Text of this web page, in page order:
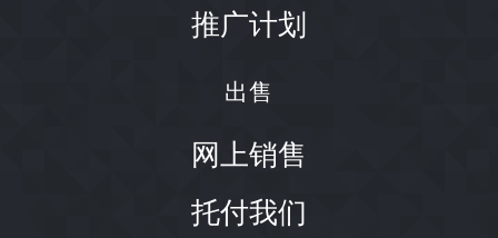
推广计划
出售
网上销售
托付我们